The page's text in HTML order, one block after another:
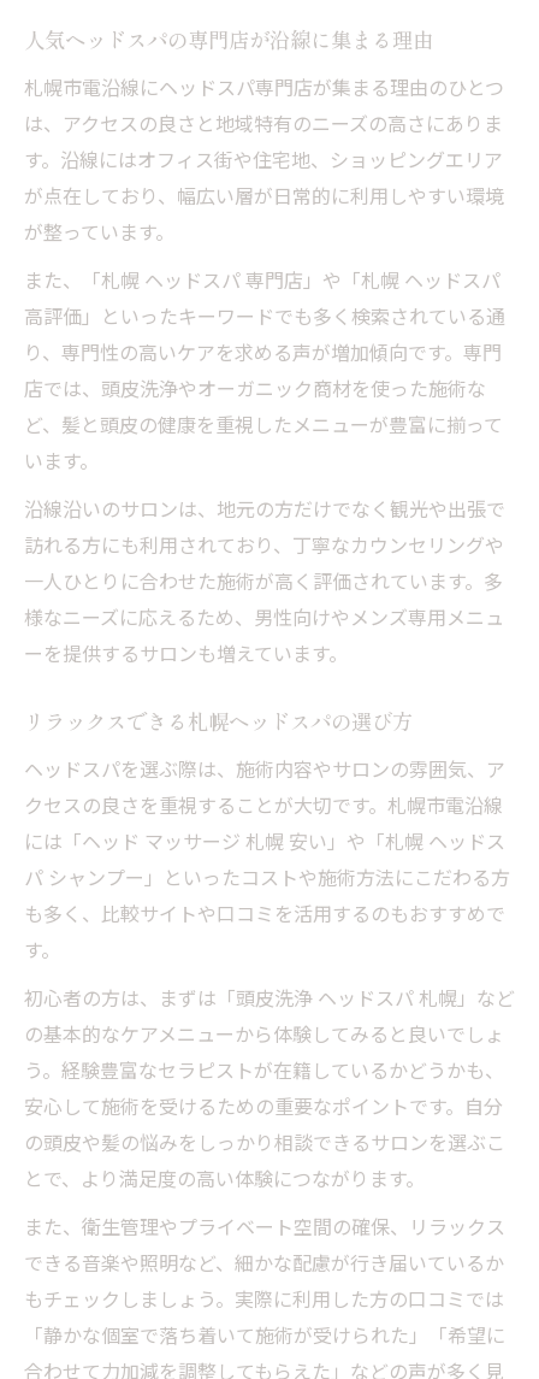
ウェットヘッドスパによる頭皮ケアの魅力
札幌の専門店で体験できる新感覚ヘッドス
パ
ウェットヘッドスパで得る深いリラックス
効果
ヘッドスパで髪と頭皮をWで美しくする方
法
ヘッドスパで毎日のストレスを優しく和らげる
ヘッドスパが毎日のストレス緩和に効く理
由
札幌のヘッドスパで感じる癒しのひととき
ストレス対策におすすめのヘッドスパ活用
法
ヘッドスパで心と頭皮をやさしくケアする
短時間でも効果を感じる札幌市電沿線のヘッド
短時間施術でも満足できるヘッドスパ体験
忙しい人に嬉しい札幌市電沿線のヘッドス
パ
ヘッドスパで短時間リフレッシュを実現す
る方法
札幌で選ぶ時短ヘッドスパのメリットとは
スパ
人気ヘッドスパの専門店が沿線に集まる理由
札幌市電沿線にヘッドスパ専門店が集まる理由のひとつ
は、アクセスの良さと地域特有のニーズの高さにありま
す。沿線にはオフィス街や住宅地、ショッピングエリア
が点在しており、幅広い層が日常的に利用しやすい環境
が整っています。
また、「札幌 ヘッドスパ 専門店」や「札幌 ヘッドスパ
高評価」といったキーワードでも多く検索されている通
り、専門性の高いケアを求める声が増加傾向です。専門
店では、頭皮洗浄やオーガニック商材を使った施術な
ど、髪と頭皮の健康を重視したメニューが豊富に揃って
います。
沿線沿いのサロンは、地元の方だけでなく観光や出張で
訪れる方にも利用されており、丁寧なカウンセリングや
一人ひとりに合わせた施術が高く評価されています。多
様なニーズに応えるため、男性向けやメンズ専用メニュ
ーを提供するサロンも増えています。
リラックスできる札幌ヘッドスパの選び方
ヘッドスパを選ぶ際は、施術内容やサロンの雰囲気、ア
クセスの良さを重視することが大切です。札幌市電沿線
には「ヘッド マッサージ 札幌 安い」や「札幌 ヘッドス
パ シャンプー」といったコストや施術方法にこだわる方
も多く、比較サイトや口コミを活用するのもおすすめで
す。
初心者の方は、まずは「頭皮洗浄 ヘッドスパ 札幌」など
の基本的なケアメニューから体験してみると良いでしょ
う。経験豊富なセラピストが在籍しているかどうかも、
安心して施術を受けるための重要なポイントです。自分
の頭皮や髪の悩みをしっかり相談できるサロンを選ぶこ
とで、より満足度の高い体験につながります。
また、衛生管理やプライベート空間の確保、リラックス
できる音楽や照明など、細かな配慮が行き届いているか
もチェックしましょう。実際に利用した方の口コミでは
「静かな個室で落ち着いて施術が受けられた」「希望に
合わせて力加減を調整してもらえた」などの声が多く見